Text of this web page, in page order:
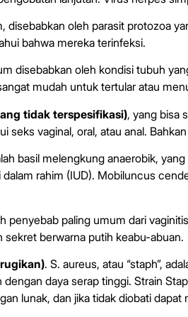
disebabkan oleh parasit protozoa
bahwa mereka terinfeksi.
disebabkan oleh kondisi tubuh
mudah untuk tertular atau
tidak terspesifikasi), yang bisa
seks vaginal, oral, atau anal.
basil melengkung anaerobik,
rahim (IUD). Mobiluncus
penyebab paling umum dari
sekret berwarna putih keabu-abuan.
. S. aureus, atau “staph”,
daya serap tinggi. Strain
lunak, dan jika tidak diobati dapat